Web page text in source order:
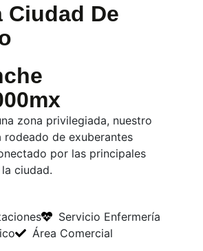
Ciudad De
zona privilegiada, nuestro
rodeado de exuberantes
por las principales
ciudad.
Servicio Enfermería
Área Comercial